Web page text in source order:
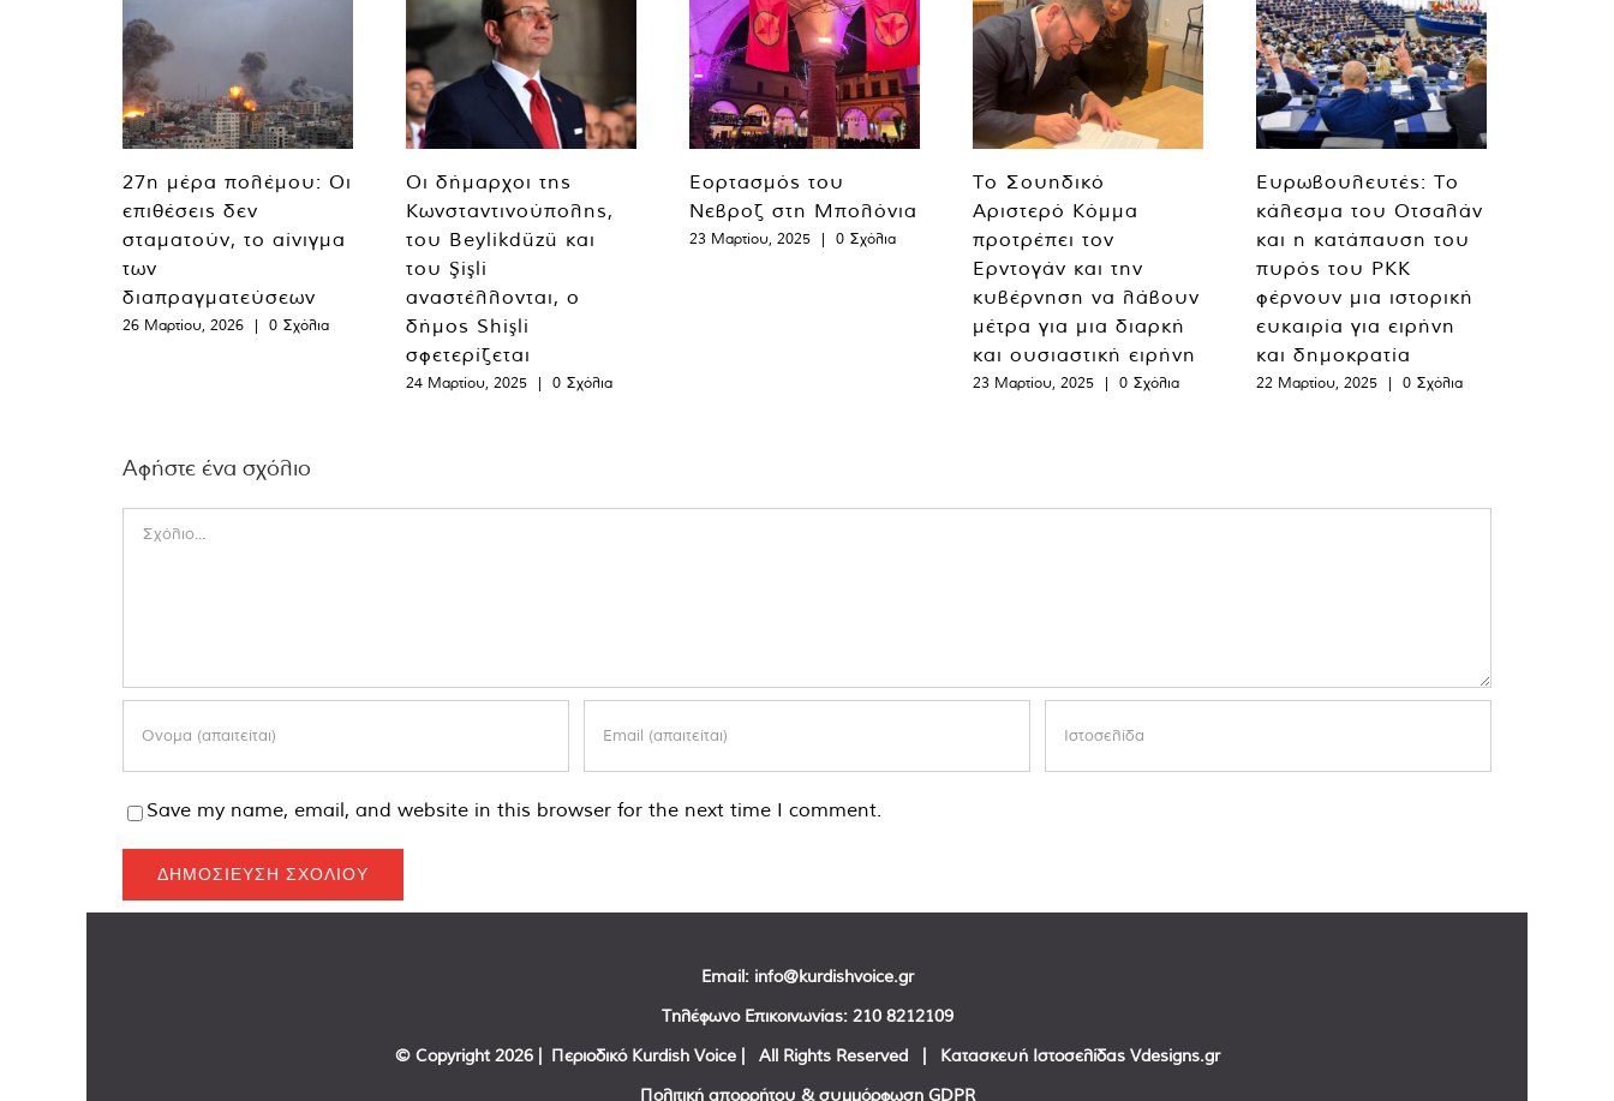
27η μέρα πολέμου: Οι
επιθέσεις δεν
σταματούν, το αίνιγμα
των
διαπραγματεύσεων
26 Μαρτίου, 2026 | 0 Σχόλια
Οι δήμαρχοι της
Κωνσταντινούπολης,
του Beylikdüzü και
του Şişli
αναστέλλονται, ο
δήμος Shişli
σφετερίζεται
24 Μαρτίου, 2025 | 0 Σχόλια
Εορτασμός του
Νεβροζ στη Μπολόνια
23 Μαρτίου, 2025 | 0 Σχόλια
Το Σουηδικό
Αριστερό Κόμμα
προτρέπει τον
Ερντογάν και την
κυβέρνηση να λάβουν
μέτρα για μια διαρκή
και ουσιαστική ειρήνη
23 Μαρτίου, 2025 | 0 Σχόλια
Ευρωβουλευτές: Το
κάλεσμα του Οτσαλάν
και η κατάπαυση του
πυρός του PKK
φέρνουν μια ιστορική
ευκαιρία για ειρήνη
και δημοκρατία
22 Μαρτίου, 2025 | 0 Σχόλια
Αφήστε ένα σχόλιο
Save my name, email, and website in this browser for the next time I comment.
Email: info@kurdishvoice.gr
Τηλέφωνο Επικοινωνίας: 210 8212109
© Copyright 2026 | Περιοδικό Kurdish Voice | All Rights Reserved | Κατασκευή Ιστοσελίδας Vdesigns.gr
Πολιτική απορρήτου & συμμόρφωση GDPR